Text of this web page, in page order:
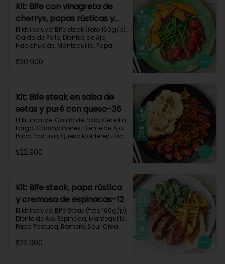
Kit: Bife con vinagreta de
cherrys, papas rústicas y
habichuelas-61
El kit incluye: Bife steak (foto 160g/p),
Caldo de Pollo, Dientes de Ajo,
Habichuelas, Mantequilla, Papa
Cherry, Vinagre Balsámico, Receta
Grasas 40g
$20.900
Kit: Bife steak en salsa de
setas y puré con queso-36
El kit incluye: Caldo de Pollo, Cebolla
Larga, Champiñones, Diente de Ajo,
Papa Pastusa, Queso Monterey Jack,
Cream y Receta impresa.
$22.900
Kit: Bife steak, papa rústica
y cremosa de espinacas-12
El kit incluye: Bife Steak (foto 160g/p),
Diente de Ajo, Espinaca, Mantequilla,
Papa Pastusa, Romero, Sour Cream
$22.900